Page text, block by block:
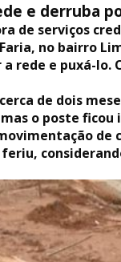
e derruba
de serviços
no bairro
rede e puxá-
de dois
o poste